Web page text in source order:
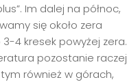
Im dalej na północ,
się około zera
4 kresek powyżej zera.
pozostanie raczej
również w górach,